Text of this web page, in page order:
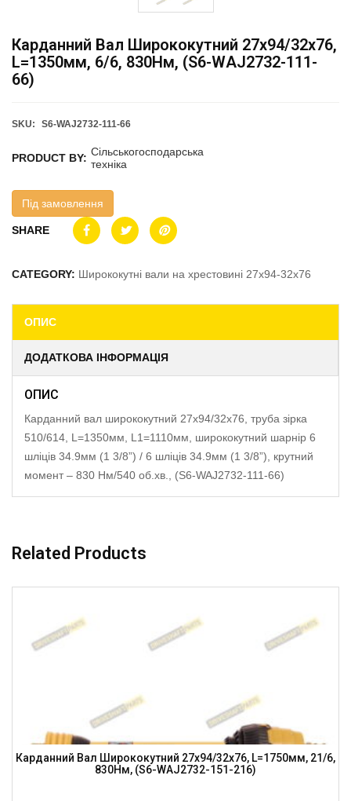
Карданний Вал Ширококутний 27х94/32х76,
L=1350мм, 6/6, 830Нм, (S6-WAJ2732-111-
66)
SKU: S6-WAJ2732-111-66
PRODUCT BY: Сільськогосподарська
техніка
Під замовлення
SHARE
CATEGORY: Ширококутні вали на хрестовині 27х94-32х76
ОПИС
ДОДАТКОВА ІНФОРМАЦІЯ
ОПИС
Карданний вал ширококутний 27х94/32х76, труба зірка
510/614, L=1350мм, L1=1110мм, ширококутний шарнір 6
шліців 34.9мм (1 3/8”) / 6 шліців 34.9мм (1 3/8”), крутний
момент – 830 Нм/540 об.хв., (S6-WAJ2732-111-66)
Related Products
Карданний Вал Ширококутний 27х94/32х76, L=1750мм, 21/6,
830Нм, (S6-WAJ2732-151-216)